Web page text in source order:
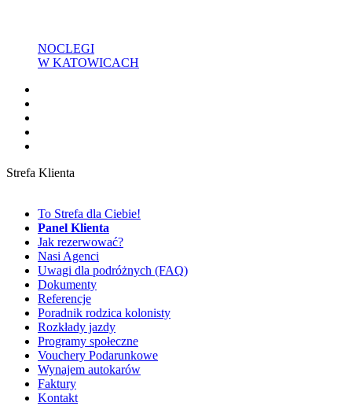
NOCLEGI
W KATOWICACH
Strefa Klienta
To Strefa dla Ciebie!
Panel Klienta
Jak rezerwować?
Nasi Agenci
Uwagi dla podróżnych (FAQ)
Dokumenty
Referencje
Poradnik rodzica kolonisty
Rozkłady jazdy
Programy społeczne
Vouchery Podarunkowe
Wynajem autokarów
Faktury
Kontakt